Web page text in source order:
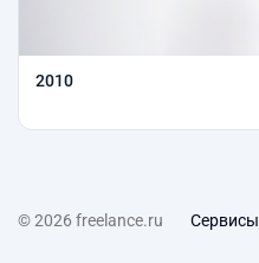
2010
© 2026 freelance.ru Сервисы